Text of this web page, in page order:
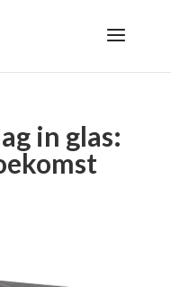
in glas: